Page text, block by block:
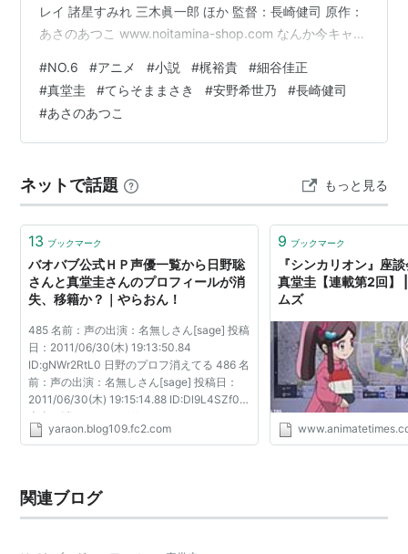
おまもりひまり（静水久）
境界線上のホライゾン/境界線上のホライゾンII（直
エリアの騎士（逢沢美都）
クイーンズブレイド リベリオン（サイニャン）
ウィザード・バリスターズ〜弁魔士セシル（穂樽夏
菜）
バトルスピリッツ烈火魂＜バーニングソウル＞（群
青早雲）
オーバーロード（エントマ・ヴァシリッサ・ゼー
タ）
ポケットモンスターXY/ポケットモンスター
XY&Z（ミルフィ）
カミワザ・ワンダ（シュウ）
僕のヒーローアカデミア（耳郎響香）
ポケットモンスター サン&ムーン （リーリ エ）
ドリームクラブ（魅杏）
レイ 諸星すみれ 三木眞一郎 ほか 監督：長崎健司 原作：
あさのあつこ www.noitamina-shop.com なんか今キャン
DVD▼NO．6 ナンバー シック（6枚セット）第1話〜第
11話▽レンタル落ち価格: 1799 円楽天で詳細を見る
NO．6〔ナンバーシックス〕全9冊合本版【電子書籍】[
あさのあつこ ]価格: 4257 円楽天で詳細を見る
#NO.6 #アニメ #小説 #梶裕貴 #細谷佳正
#真堂圭 #てらそままさき #安野希世乃 #長崎健司
#あさのあつこ
ネットで話題 もっと見る
13 ブックマーク
バオバブ公式ＨＰ声優一覧から日野聡
さんと真堂圭さんのプロフィールが消
失、移籍か？｜やらおん！
485 名前：声の出演：名無しさん[sage] 投稿
日：2011/06/30(木) 19:13:50.84
ID:gNWr2RtL0 日野のプロフ消えてる 486 名
前：声の出演：名無しさん[sage] 投稿日：
2011/06/30(木) 19:15:14.88 ID:Dl9L4SZf0
本当に消えてた http://www.pro-
baobab.jp/men-all.html 488 名前：声の出
yaraon.blog109.fc2.com
9 ブックマーク
『シンカリオン』座
真堂圭【連載第2回】
ムズ
関連ブログ